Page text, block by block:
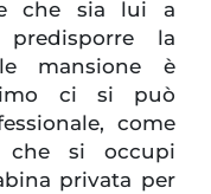
che sia lui a
la
mansione è
ci si può
come
che si occupi
privata per